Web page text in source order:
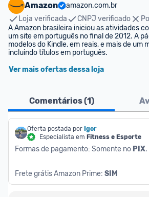
Amazon
amazon.com.br
Loja verificada
CNPJ verificado
A Amazon brasileira iniciou as atividades
um site em português no final de 2012. A
modelos do Kindle, em reais, e mais de um
incluindo títulos em português.
Ver mais ofertas dessa loja
Comentários (1)
Oferta postada por Igor
Especialista em Fitness e Esporte
Formas de pagamento: Somente no PIX.
Frete grátis Amazon Prime: SIM